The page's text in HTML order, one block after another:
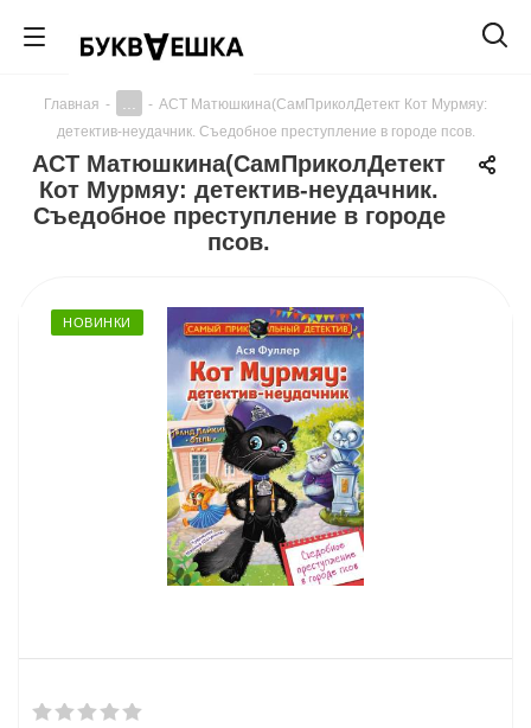
Главная - - АСТ Матюшкина(СамПриколДетект Кот Мурмяу:
детектив-неудачник. Съедобное преступление в городе псов.
АСТ Матюшкина(СамПриколДетект
Кот Мурмяу: детектив-неудачник.
Съедобное преступление в городе
псов.
НОВИНКИ